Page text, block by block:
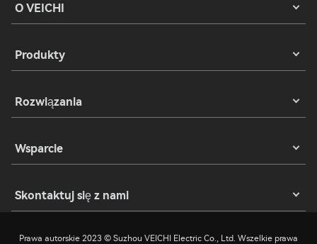
O VEICHI
Produkty
Rozwiązania
Wsparcie
Skontaktuj się z nami
Prawa autorskie 2023 © Suzhou VEICHI Electric Co., Ltd. Wszelkie prawa